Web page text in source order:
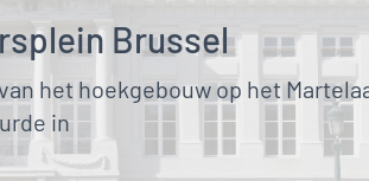
Brussel
het hoekgebouw op het
in